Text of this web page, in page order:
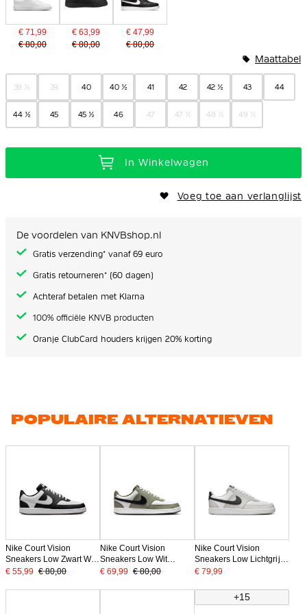
€ 71,99
€ 80,00
€ 63,99
€ 80,00
€ 47,99
€ 80,00
38 ½ 39 40 40 ½ 41 42 42 ½ 43 44
44 ½ 45 45 ½ 46 47 47 ½ 48 ½ 49 ½
Maattabel
In Winkelwagen
Voeg toe aan verlanglijst
De voordelen van KNVBshop.nl
Gratis verzending* vanaf 69 euro
Gratis retourneren* (60 dagen)
Achteraf betalen met Klarna
100% officiële KNVB producten
Oranje ClubCard houders krijgen 20% korting
POPULAIRE ALTERNATIEVEN
Nike Court Vision
Sneakers Low Zwart Wit
Zwart
€ 55,99 € 80,00
Nike Court Vision
Sneakers Low Wit
Olijfgroen Zwart
€ 69,99 € 80,00
Nike Court Vision
Sneakers Low Lichtgrijs
Wit Zwart
€ 79,99
+15